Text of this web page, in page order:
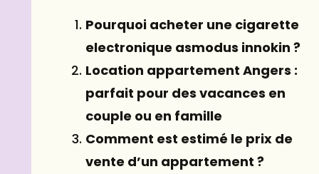
Pourquoi acheter une cigarette
electronique asmodus innokin ?
Location appartement Angers :
parfait pour des vacances en
couple ou en famille
Comment est estimé le prix de
vente d’un appartement ?